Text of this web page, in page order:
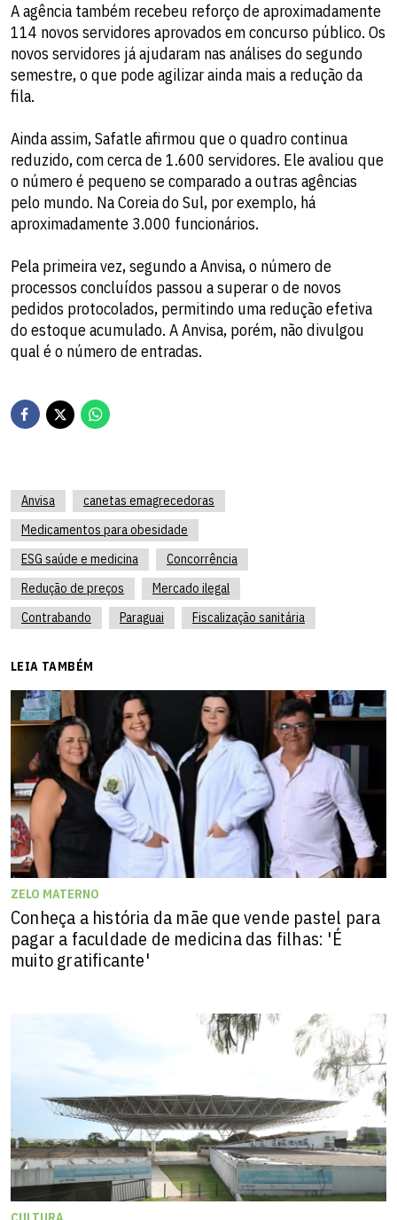
A agência também recebeu reforço de aproximadamente
114 novos servidores aprovados em concurso público. Os
novos servidores já ajudaram nas análises do segundo
semestre, o que pode agilizar ainda mais a redução da
fila.
Ainda assim, Safatle afirmou que o quadro continua
reduzido, com cerca de 1.600 servidores. Ele avaliou que
o número é pequeno se comparado a outras agências
pelo mundo. Na Coreia do Sul, por exemplo, há
aproximadamente 3.000 funcionários.
Pela primeira vez, segundo a Anvisa, o número de
processos concluídos passou a superar o de novos
pedidos protocolados, permitindo uma redução efetiva
do estoque acumulado. A Anvisa, porém, não divulgou
qual é o número de entradas.
Anvisa
canetas emagrecedoras
Medicamentos para obesidade
ESG saúde e medicina
Concorrência
Redução de preços
Mercado ilegal
Contrabando
Paraguai Fiscalização sanitária
LEIA TAMBÉM
ZELO MATERNO
Conheça a história da mãe que vende pastel para
pagar a faculdade de medicina das filhas: 'É
muito gratificante'